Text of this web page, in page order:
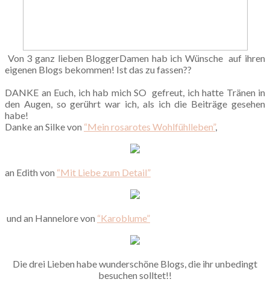
Von 3 ganz lieben BloggerDamen hab ich Wünsche auf ihren
eigenen Blogs bekommen! Ist das zu fassen??
DANKE an Euch, ich hab mich SO gefreut, ich hatte Tränen in
den Augen, so gerührt war ich, als ich die Beiträge gesehen
habe!
Danke an Silke von “Mein rosarotes Wohlfühlleben”,
an Edith von “Mit Liebe zum Detail”
und an Hannelore von “Karoblume”
Die drei Lieben habe wunderschöne Blogs, die ihr unbedingt
besuchen solltet!!